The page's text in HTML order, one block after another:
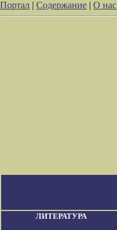
Портал | Содержание | О нас
ЛИТЕРАТУРА